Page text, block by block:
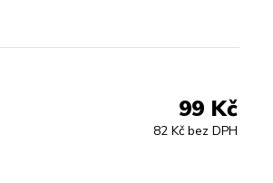
99 Kč
82 Kč bez DPH